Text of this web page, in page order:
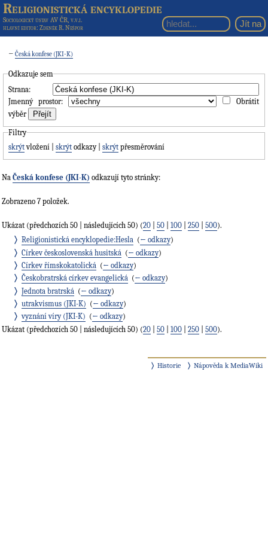
Religionistická encyklopedie
Sociologický ústav AV ČR, v.v.i.
hlavní editor: Zdeněk R. Nešpor
←Česká konfese (JKI-K)
Odkazuje sem
Strana:
Jmenný prostor:
Obrátit
výběr
Filtry
skrýtvložení |skrýt odkazy |skrýt přesměrování
Na Česká konfese (JKI-K) odkazují tyto stránky:
Zobrazeno 7 položek.
Ukázat (předchozích 50 | následujících 50) (20 50 100 250 500).
Religionistická encyklopedie:Hesla (← odkazy)
Církev československá husitská (← odkazy)
Církev římskokatolická (← odkazy)
Českobratrská církev evangelická (← odkazy)
Jednota bratrská (← odkazy)
utrakvismus (JKI-K) (← odkazy)
vyznání víry (JKI-K) (← odkazy)
Ukázat (předchozích 50 | následujících 50) (20 50 100 250 500).
Historie Nápověda k MediaWiki